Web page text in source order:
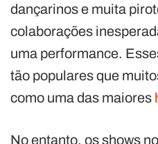
dançarinos e muita
colaborações
uma performance.
tão populares que
como uma das maiores
No entanto, os shows